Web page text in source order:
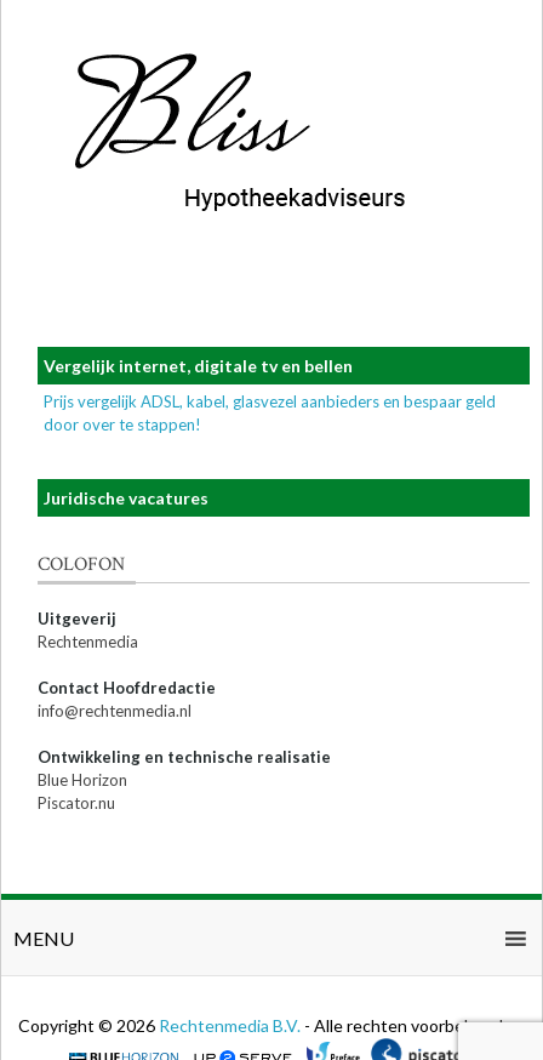
Vergelijk internet, digitale tv en bellen
Prijs vergelijk ADSL, kabel, glasvezel aanbieders en bespaar geld
door over te stappen!
Juridische vacatures
COLOFON
Uitgeverij
Rechtenmedia
Contact Hoofdredactie
info@rechtenmedia.nl
Ontwikkeling en technische realisatie
Blue Horizon
Piscator.nu
MENU
Copyright © 2026 Rechtenmedia B.V. - Alle rechten voorbehouden.